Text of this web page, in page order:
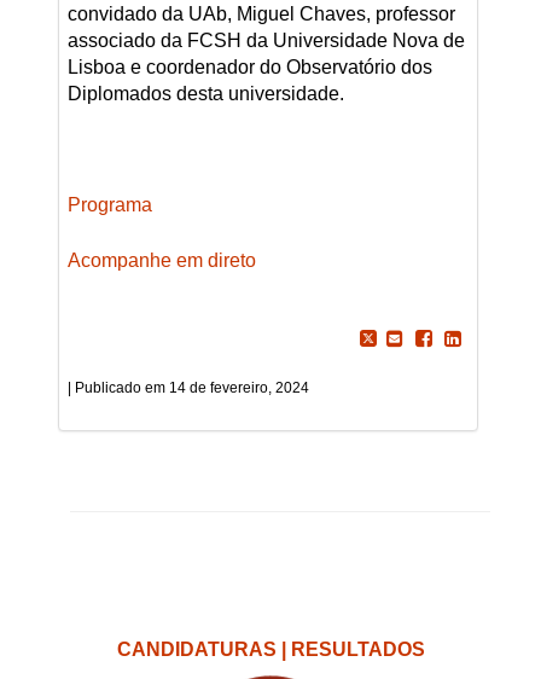
convidado da UAb, Miguel Chaves, professor
associado da FCSH da Universidade Nova de
Lisboa e coordenador do Observatório dos
Diplomados desta universidade.
Programa
Acompanhe em direto
14 de fevereiro, 2024
CANDIDATURAS | RESULTADOS